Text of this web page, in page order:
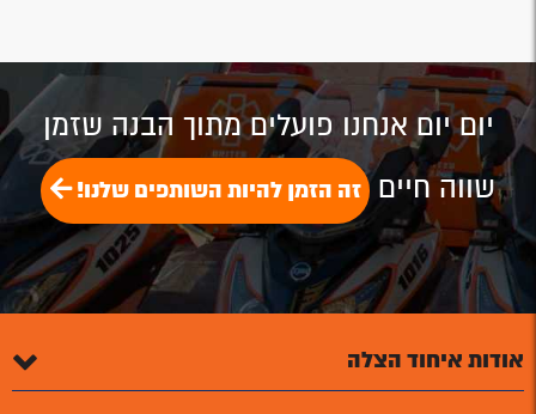
יום יום אנחנו פועלים מתוך הבנה שזמן
שווה חיים זה הזמן להיות השותפים שלנו!
אודות איחוד הצלה